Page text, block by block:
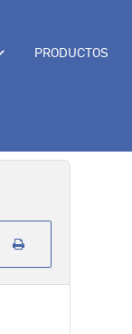
PRODUCTOS